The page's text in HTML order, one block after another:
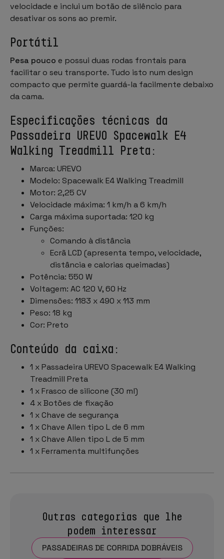
velocidade e inclui um botão de silêncio para
desativar os sons ao premir.
Portátil
Pesa pouco e possui duas rodas frontais para
facilitar o seu transporte. Tudo isto num design
compacto que permite guardá-la facilmente debaixo
da cama.
Especificações técnicas da
Passadeira UREVO Spacewalk E4
Walking Treadmill Preta:
Marca: UREVO
Modelo: Spacewalk E4 Walking Treadmill
Motor: 2,25 CV
Velocidade máxima: 1 km/h a 6 km/h
Carga máxima suportada: 120 kg
Funções:
Comando à distância
Ecrã LCD (apresenta tempo, velocidade,
distância e calorias queimadas)
Potência: 550 W
Voltagem: AC 120 V, 60 Hz
Dimensões: 1183 x 490 x 113 mm
Peso: 18 kg
Cor: Preto
Conteúdo da caixa:
1 x Passadeira UREVO Spacewalk E4 Walking
Treadmill Preta
1 x Frasco de silicone (30 ml)
4 x Botões de fixação
1 x Chave de segurança
1 x Chave Allen tipo L de 6 mm
1 x Chave Allen tipo L de 5 mm
1 x Ferramenta multifunções
Outras categorias que lhe
podem interessar
PASSADEIRAS DE CORRIDA DOBRÁVEIS